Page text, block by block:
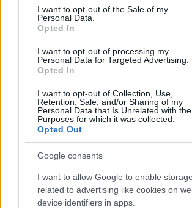
consent section.
I want to opt-out of the Sale of my
Personal Data.
Opted In
I want to opt-out of processing my
Personal Data for Targeted Advertising.
Opted In
I want to opt-out of Collection, Use,
Retention, Sale, and/or Sharing of my
Personal Data that Is Unrelated with the
Purposes for which it was collected.
Opted Out
Google consents
I want to allow Google to enable storage
related to advertising like cookies on
device identifiers in apps.
Αφρικής (Ζουλού, Μασάι κλπ) η αλληλεγγύη
ανθρωπολόγος επισκέφτηκε τη
Απόσπασμα από την ομιλία του
όταν παραλάμβανε το Νόμπελ
Δεκεμβρίου 1963 στην Στοκχόλμη.
Πεντάλεπτα Αρχηγού
Βαθμολογήθηκε με
Αλήθεια, η Σουηδική Ακαδημία έκρινε πως η
Είναι η ώρα της Γης !